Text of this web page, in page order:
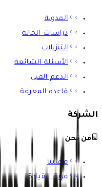
المدونة
دراسات الحالة
التنزيلات
الأسئلة الشائعة
الدعم الفني
قاعدة المعرفة
الشركة
من نحن
قصتنا
فريق القيادة